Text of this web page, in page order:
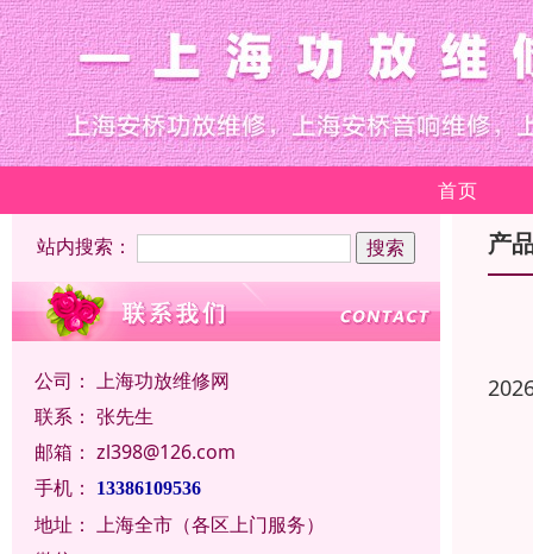
首页
站内搜索：
公司： 上海功放维修网
联系： 张先生
邮箱： zl398@126.com
手机：
13386109536
地址： 上海全市（各区上门服务）
产